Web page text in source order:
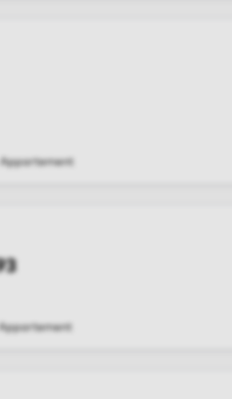
Appartement
Appartement